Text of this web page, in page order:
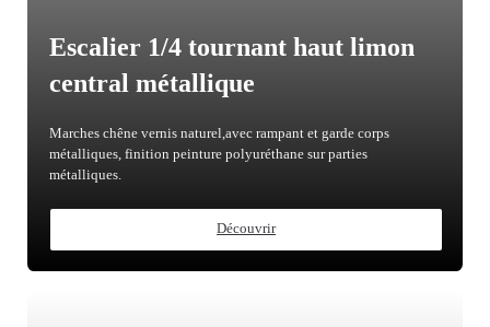
Escalier 1/4 tournant haut limon
central métallique
Marches chêne vernis naturel,avec rampant et garde corps
métalliques, finition peinture polyuréthane sur parties
métalliques.
Découvrir